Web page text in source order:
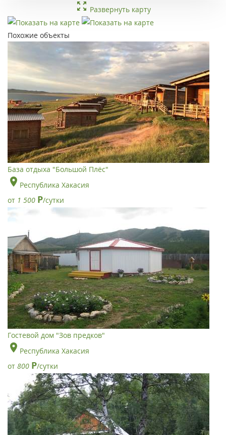
Развернуть карту
Похожие объекты
База отдыха "Большой Плёс"
Республика Хакасия
от 1 500 Р/сутки
Гостевой дом "Зов предков"
Республика Хакасия
от 800 Р/сутки